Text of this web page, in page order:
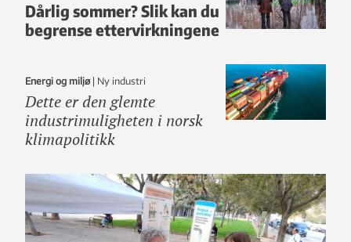
Dårlig sommer? Slik kan du
begrense ettervirkningene
Energi og miljø | ny industri
Dette er den glemte
industrimuligheten i norsk
klimapolitikk